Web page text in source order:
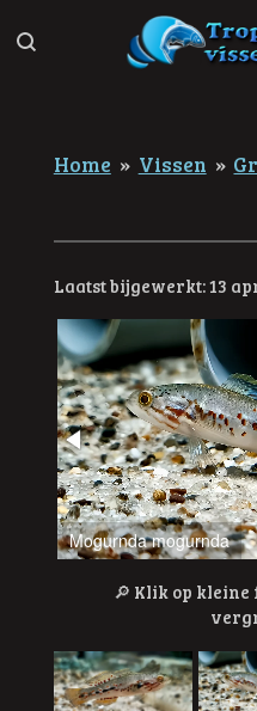
direct
Home » Vissen »
Laatst bijgewerkt: 13
Mogurnda mogurnda
🔎 Klik op